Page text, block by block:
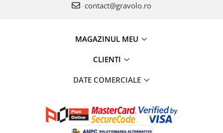
contact@gravolo.ro
MAGAZINUL MEU
CLIENTI
DATE COMERCIALE